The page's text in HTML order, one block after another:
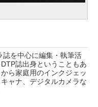
誌を中心に編集・執筆活
誌出身ということもあ
ら家庭用のインクジェッ
ャナ、デジタルカメラな